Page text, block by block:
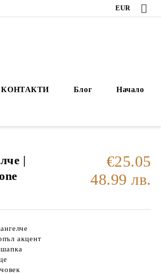
EUR
КОНТАКТИ Блог Начало
|
€25.05
48.99 лв.
акцент